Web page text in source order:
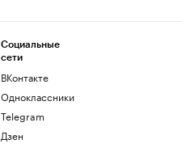
Социальные
сети
ВКонтакте
Одноклассники
Telegram
Дзен